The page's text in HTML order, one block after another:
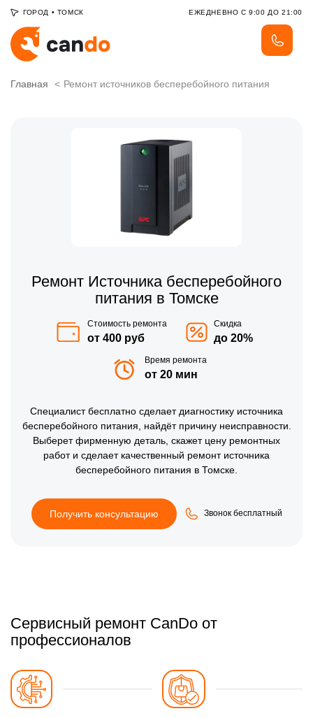
ГОРОД • ТОМСК ЕЖЕДНЕВНО С 9:00 ДО 21:00
Главная Ремонт источников бесперебойного питания
Ремонт Источника бесперебойного
питания в Томске
Стоимость ремонта
от 400 руб
Скидка
до 20%
Время ремонта
от 20 мин
Специалистбесплатно сделает диагностику источника
бесперебойного питания, найдёт причину неисправности.
Выберет фирменную деталь, скажет цену ремонтных
работ и сделает качественный ремонт источника
бесперебойного питания в Томске.
Получить консультацию Звонок бесплатный
Сервисный ремонт CanDo от
профессионалов